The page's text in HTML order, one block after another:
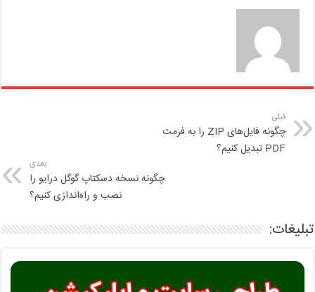
قبلی
چگونه فایل‌های ZIP را به فرمت
PDF تبدیل کنیم؟
بعدی
چگونه نسخه دسکتاپ گوگل درایو را
نصب و راه‌اندازی کنیم؟
تبلیغات: